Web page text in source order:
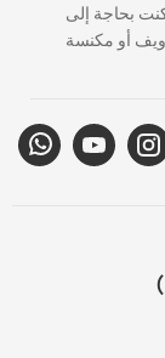
بحاجة إلى
أو مكنسة